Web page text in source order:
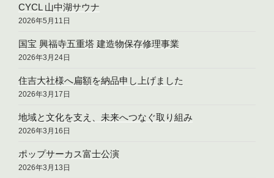
CYCL 山中湖サウナ
2026年5月11日
国宝 興福寺五重塔 建造物保存修理事業
2026年3月24日
住吉大社様へ扁額を納品申し上げました
2026年3月17日
地域と文化を支え、未来へつなぐ取り組み
2026年3月16日
ポップサーカス富士公演
2026年3月13日